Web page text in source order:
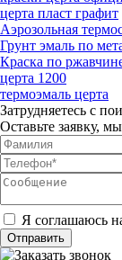
церта пласт графит
Аэрозольная
Грунт эмаль по
Краска по
церта 1200
термоэмаль церта
Затрудняетесь с
Оставьте заявку,
Я соглашаюсь